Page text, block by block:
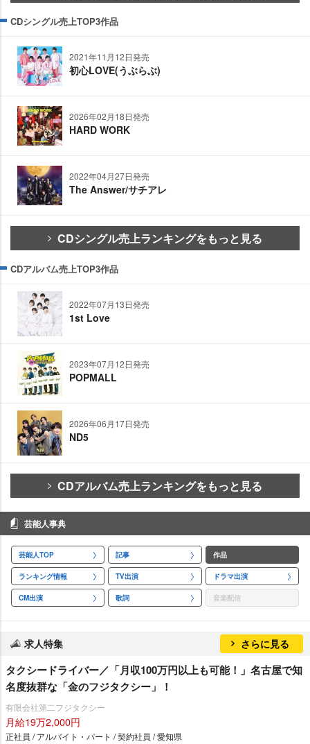
CDシングル売上TOP3作品
2021年11月12日発売
初心LOVE(うぶらぶ)
2026年02月18日発売
HARD WORK
2022年04月27日発売
The Answer/サチアレ
CDシングル売上ランキングをもっと見る
CDアルバム売上TOP3作品
2022年07月13日発売
1st Love
2023年07月12日発売
POPMALL
2026年06月17日発売
ND5
CDアルバム売上ランキングをもっと見る
芸能人事典
芸能人TOP 記事 作品
ランキング情報 TV出演 ドラマ出演
CM出演 歌詞 音楽配信
求人特集 さらに見る
タクシードライバー／「月収100万円以上も可能！」名古屋で知
名度抜群な「金のフジタクシー」！
有限会社第二フジタクシー
月給19万2,000円
正社員 / アルバイト・パート / 契約社員 / 愛知県